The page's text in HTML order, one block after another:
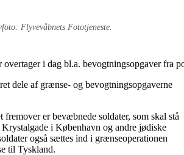
Flyvevåbnets Fototjeneste.
overtager i dag bl.a. bevogtningsopgaver fra
dele af grænse- og bevogtningsopgaverne
fremover er bevæbnede soldater, som skal stå
i København og andre jødiske
også sættes ind i grænseoperationen
til Tyskland.